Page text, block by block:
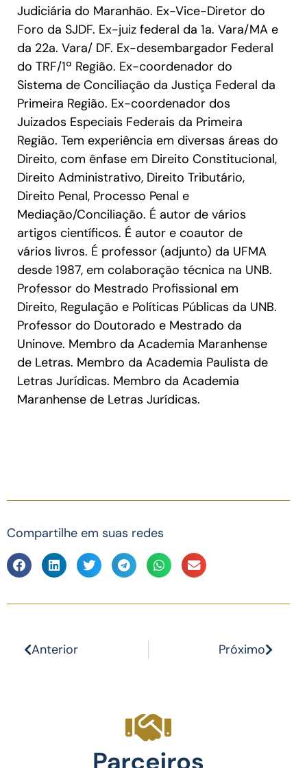
Judiciária do Maranhão. Ex-Vice-Diretor do
Foro da SJDF. Ex-juiz federal da 1a. Vara/MA e
da 22a. Vara/ DF. Ex-desembargador Federal
do TRF/1ª Região. Ex-coordenador do
Sistema de Conciliação da Justiça Federal da
Primeira Região. Ex-coordenador dos
Juizados Especiais Federais da Primeira
Região. Tem experiência em diversas áreas do
Direito, com ênfase em Direito Constitucional,
Direito Administrativo, Direito Tributário,
Direito Penal, Processo Penal e
Mediação/Conciliação. É autor de vários
artigos científicos. É autor e coautor de
vários livros. É professor (adjunto) da UFMA
desde 1987, em colaboração técnica na UNB.
Professor do Mestrado Profissional em
Direito, Regulação e Políticas Públicas da UNB.
Professor do Doutorado e Mestrado da
Uninove. Membro da Academia Maranhense
de Letras. Membro da Academia Paulista de
Letras Jurídicas. Membro da Academia
Maranhense de Letras Jurídicas.
Compartilhe em suas redes
Anterior Próximo